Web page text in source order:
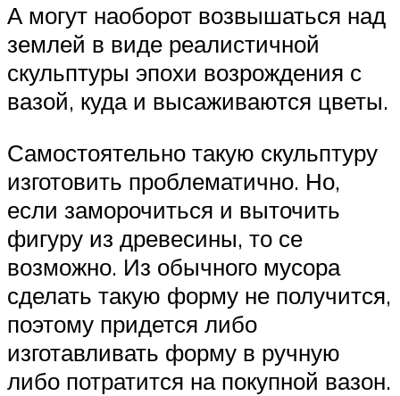
А могут наоборот возвышаться над
землей в виде реалистичной
скульптуры эпохи возрождения с
вазой, куда и высаживаются цветы.
Самостоятельно такую скульптуру
изготовить проблематично. Но,
если заморочиться и выточить
фигуру из древесины, то се
возможно. Из обычного мусора
сделать такую форму не получится,
поэтому придется либо
изготавливать форму в ручную
либо потратится на покупной вазон.